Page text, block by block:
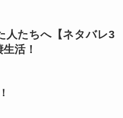
人たちへ【ネタバレ3
活！